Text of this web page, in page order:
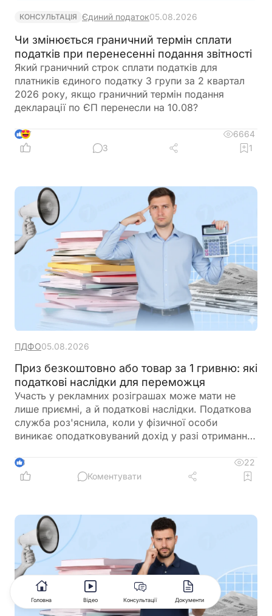
КОНСУЛЬТАЦІЯ Єдиний податок05.08.2026
Чи змінюється граничний термін сплати
податків при перенесенні подання звітності
Який граничний строк сплати податків для
платників єдиного податку 3 групи за 2 квартал
2026 року, якщо граничний термін подання
декларації по ЄП перенесли на 10.08?
7
6664
3
1
ПДФО05.08.2026
Приз безкоштовно або товар за 1 гривню: які
податкові наслідки для переможця
Участь у рекламних розіграшах може мати не
лише приємні, а й податкові наслідки. Податкова
служба роз'яснила, коли у фізичної особи
виникає оподатковуваний дохід у разі отримання
ціною. Порядок оподаткування залежить від того,
чи отримує переможець приз безкоштовно, чи
юридична особа, яка проводить розіграш
3
22
Коментувати
Головна Відео Консультації Документи